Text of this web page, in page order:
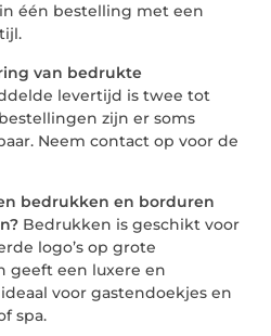
één bestelling met een
van bedrukte
levertijd is twee tot
zijn er soms
Neem contact op voor de
bedrukken en borduren
Bedrukken is geschikt voor
logo’s op grote
geeft een luxere en
voor gastendoekjes en
spa.